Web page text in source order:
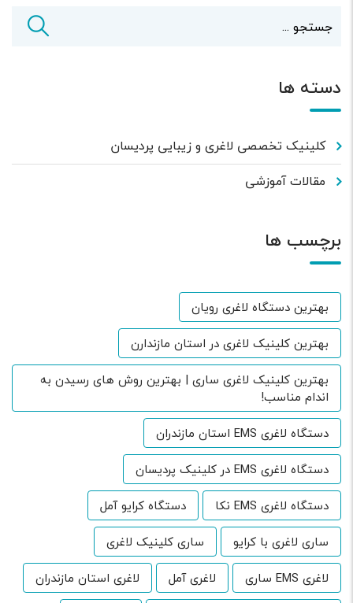
دسته ها
کلینیک تخصصی لاغری و زیبایی پردیسان
مقالات آموزشی
برچسب ها
بهترین دستگاه لاغری رویان
بهترین کلینیک لاغری در استان مازندارن
بهترین کلینیک لاغری ساری | بهترین روش های رسیدن به
اندام مناسب!
دستگاه لاغری EMS استان مازندران
دستگاه لاغری EMS در کلینیک پردیسان
دستگاه لاغری EMS نکا
دستگاه کرایو آمل
ساری لاغری با کرایو
ساری کلینیک لاغری
لاغری EMS ساری
لاغری آمل
لاغری استان مازندران